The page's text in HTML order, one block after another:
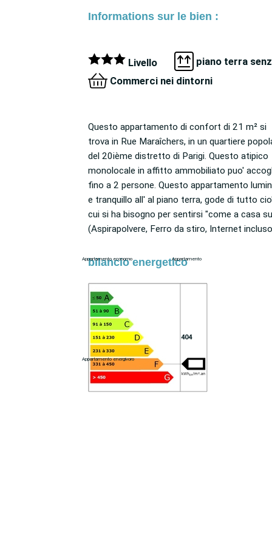
Informations sur le bien :
Livello
piano terra
Commerci nei dintorni
Questo appartamento di confort di 21 m² si
trova in Rue Maraîchers, in un quartiere popolare
del 20ième distretto di Parigi. Questo atipico
monolocale in affitto ammobiliato puo'
fino a 2 persone. Questo appartamento luminoso
e tranquillo all' al piano terra, gode di tutto cio' di
cui si ha bisogno per sentirsi "come a casa
(Aspirapolvere, Ferro da stiro, Internet incluso,
Lavatrice, Biancheria, Tovaglie e asciugami da
cucina, Porta blindata, Asciugabiancheria,
Internet via WIFI). Perfettamente collegato al
resto della città grazie ai trasporti pubblici
(Maraichers/M 9), vicino al vostro alloggio
troverete molti negozi e servizi (Macelleria,
Fornaio, Bar/birreria, Alimentari,
bilancio energetico
404
Appartamento economo Appartamento
Appartamento energivoro